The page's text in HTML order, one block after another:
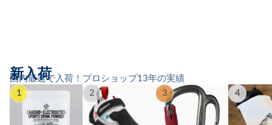
国内最速で入荷！プロショップ13年の実績
新入荷
1 2 3 4